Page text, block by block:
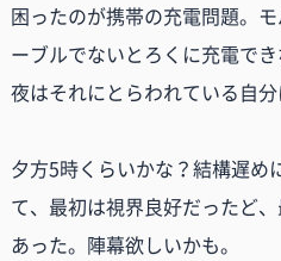
困ったのが携帯の充電問題。
ーブルでないとろくに充電でき
夜はそれにとらわれている自分
夕方5時くらいかな？結構遅め
て、最初は視界良好だったど
あった。陣幕欲しいかも。